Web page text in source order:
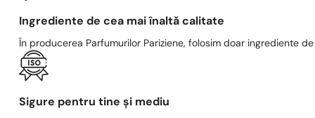
Ingrediente de cea mai înaltă calitate
În producerea Parfumurilor Pariziene, folosim doar ingrediente
Sigure pentru tine și mediu